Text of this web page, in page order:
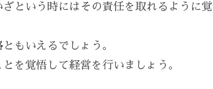
という時にはその責任を取れるように覚
もいえるでしょう。
を覚悟して経営を行いましょう。